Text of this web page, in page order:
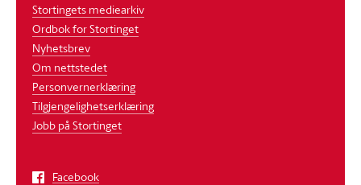
Stortingets mediearkiv
Ordbok for Stortinget
Nyhetsbrev
Om nettstedet
Personvernerklæring
Tilgjengelighetserklæring
Jobb på Stortinget
Facebook